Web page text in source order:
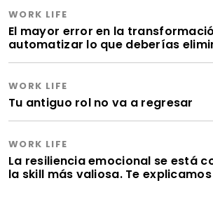
WORK LIFE
El mayor error en la
automatizar lo que deberías
WORK LIFE
Tu antiguo rol no va a regresar
WORK LIFE
La resiliencia emocional se está
la skill más valiosa. Te